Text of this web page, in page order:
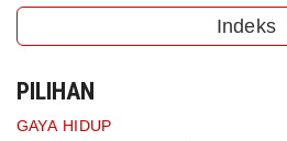
Indeks
PILIHAN
GAYA HIDUP